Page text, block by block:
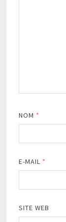
NOM *
E-MAIL *
SITE WEB